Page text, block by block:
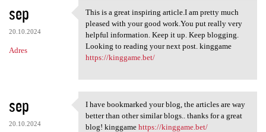
sep
20.10.2024
Adres
This is a great inspiring
This is a great inspiring article.I am pretty much
pleased with your good work.You put really very
helpful information. Keep it up. Keep blogging.
Looking to reading your next post. kinggame
https://kinggame.bet/
sep
20.10.2024
I have bookmarked your blog,
I have bookmarked your blog, the articles are way
better than other similar blogs.. thanks for a great
blog! kinggame https://kinggame.bet/